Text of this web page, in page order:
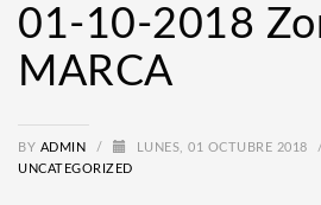
01-10-2018
MARCA
BY ADMIN / LUNES, 01 OCTUBRE 2018 /
UNCATEGORIZED